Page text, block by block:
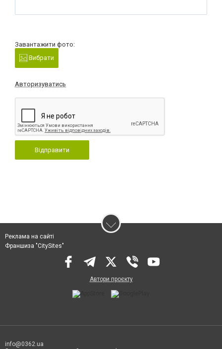
Завантажити фото:
Вибрати
Авторизуватись
Відправити
Реклама на сайті
Франшиза "CitySites"
Автори проєкту
info@0362.ua